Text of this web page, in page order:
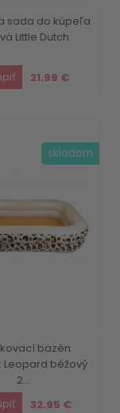
sada do kúpeľa
Little Dutch
21.99 €
bazén
Leopard béžový
2...
32.95 €
skladom